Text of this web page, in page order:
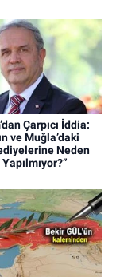
Çarpıcı İddia:
ve Muğla’daki
Neden